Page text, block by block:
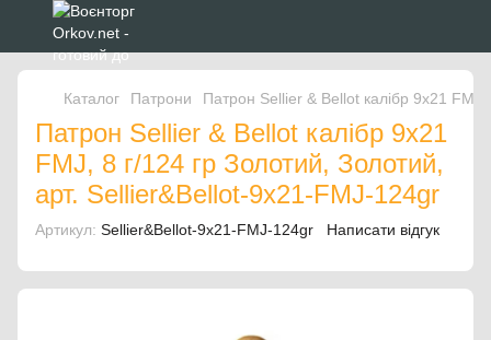
Каталог Патрони Патрон Sellier & Bellot калібр 9x21 FMJ,
Патрон Sellier & Bellot калібр 9x21
FMJ, 8 г/124 гр Золотий, Золотий,
арт. Sellier&Bellot-9x21-FMJ-124gr
Артикул: Sellier&Bellot-9x21-FMJ-124gr Написати відгук